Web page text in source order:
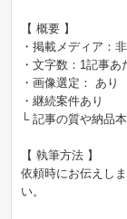
【 概要 】
・掲載メディア：
・文字数：1記事
・画像選定： あり
・継続案件あり
└ 記事の質や納品
【 執筆方法 】
依頼時にお伝えし
い。